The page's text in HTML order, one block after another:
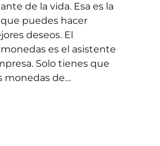
de la vida. Esa es la
puedes hacer
deseos. El
es el asistente
Solo tienes que
monedas de…